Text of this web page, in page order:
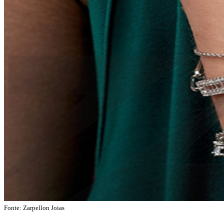
Fonte: Zarpellon Joias